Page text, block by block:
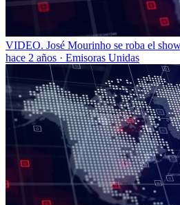
VIDEO. José Mourinho se roba el
hace 2 años · Emisoras Unidas